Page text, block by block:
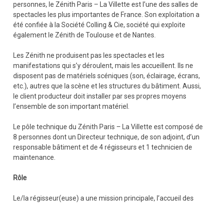
personnes, le Zénith Paris – La Villette est l’une des salles de
spectacles les plus importantes de France. Son exploitation a
été confiée à la Société Colling & Cie, société qui exploite
également le Zénith de Toulouse et de Nantes.
Les Zénith ne produisent pas les spectacles et les
manifestations qui s’y déroulent, mais les accueillent. Ils ne
disposent pas de matériels scéniques (son, éclairage, écrans,
etc.), autres que la scène et les structures du bâtiment. Aussi,
le client producteur doit installer par ses propres moyens
l’ensemble de son important matériel.
Le pôle technique du Zénith Paris – La Villette est composé de
8 personnes dont un Directeur technique, de son adjoint, d’un
responsable bâtiment et de 4 régisseurs et 1 technicien de
maintenance.
Rôle
Le/la régisseur(euse) a une mission principale, l’accueil des